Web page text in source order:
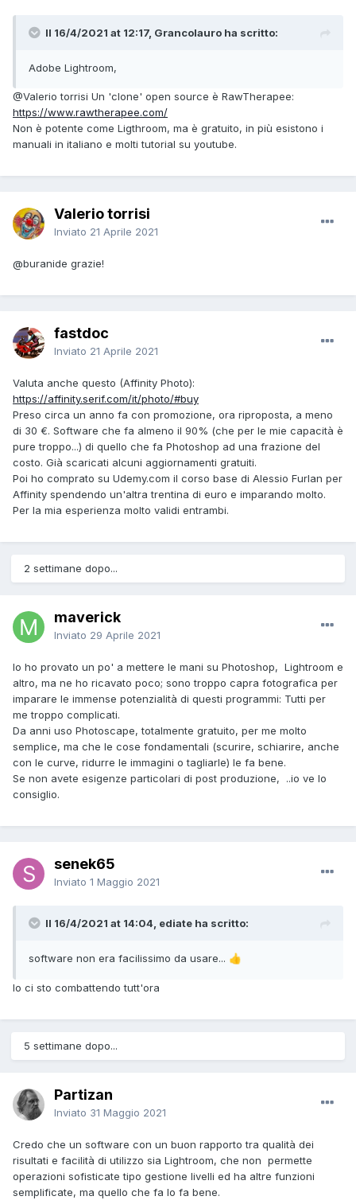
Il 16/4/2021 at 12:17, Grancolauro ha scritto:
Adobe Lightroom,
@Valerio torrisi Un 'clone' open source è RawTherapee:
https://www.rawtherapee.com/
Non è potente come Ligthroom, ma è gratuito, in più esistono i
manuali in italiano e molti tutorial su youtube.
Valerio torrisi
Inviato 21 Aprile 2021
@buranide grazie!
fastdoc
Inviato 21 Aprile 2021
Valuta anche questo (Affinity Photo):
https://affinity.serif.com/it/photo/#buy
Preso circa un anno fa con promozione, ora riproposta, a meno
di 30 €. Software che fa almeno il 90% (che per le mie capacità è
pure troppo...) di quello che fa Photoshop ad una frazione del
costo. Già scaricati alcuni aggiornamenti gratuiti.
Poi ho comprato su Udemy.com il corso base di Alessio Furlan per
Affinity spendendo un'altra trentina di euro e imparando molto.
Per la mia esperienza molto validi entrambi.
2 settimane dopo...
maverick
Inviato 29 Aprile 2021
Io ho provato un po' a mettere le mani su Photoshop, Lightroom e
altro, ma ne ho ricavato poco; sono troppo capra fotografica per
imparare le immense potenzialità di questi programmi: Tutti per
me troppo complicati.
Da anni uso Photoscape, totalmente gratuito, per me molto
semplice, ma che le cose fondamentali (scurire, schiarire, anche
con le curve, ridurre le immagini o tagliarle) le fa bene.
Se non avete esigenze particolari di post produzione, ..io ve lo
consiglio.
senek65
Inviato 1 Maggio 2021
Il 16/4/2021 at 14:04, ediate ha scritto:
software non era facilissimo da usare... 👍
Io ci sto combattendo tutt'ora
5 settimane dopo...
Partizan
Inviato 31 Maggio 2021
Credo che un software con un buon rapporto tra qualità dei
risultati e facilità di utilizzo sia Lightroom, che non permette
operazioni sofisticate tipo gestione livelli ed ha altre funzioni
semplificate, ma quello che fa lo fa bene.